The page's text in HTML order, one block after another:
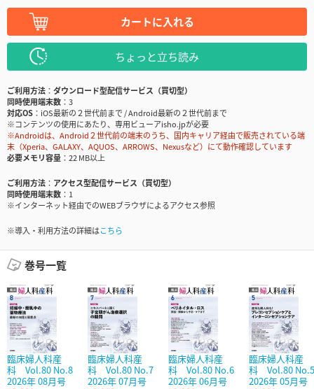
カートに入れる
ちょっと立ち読み
ご利用方法
ダウンロード型配信サービス（買切型）
同時使用端末数
3
対応OS
iOS最新の２世代前まで / Android最新の２世代前まで
※コンテンツの使用にあたり、専用ビューアisho.jpが必要
※Androidは、Android２世代前の端末のうち、国内キャリア経由で販売されている端
末（Xperia、GALAXY、AQUOS、ARROWS、Nexusなど）にて動作確認しています
必要メモリ容量
22 MB以上
ご利用方法
アクセス型配信サービス（買切型）
同時使用端末数
1
※インターネット経由でのWEBブラウザによるアクセス参照
※導入・利用方法の詳細はこちら
巻号一覧
臨床婦人科産
科 Vol.80 No.8
2026年 08月号
臨床婦人科産
科 Vol.80 No.7
2026年 07月号
臨床婦人科産
科 Vol.80 No.6
2026年 06月号
臨床婦人科産
科 Vol.80 No.5
2026年 05月号